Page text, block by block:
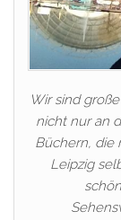
Wir sind
nicht nur an
Büchern, die
Leipzig